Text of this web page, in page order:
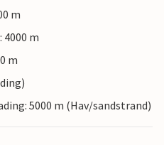
m
m
m
5000 m (Hav/sandstrand)